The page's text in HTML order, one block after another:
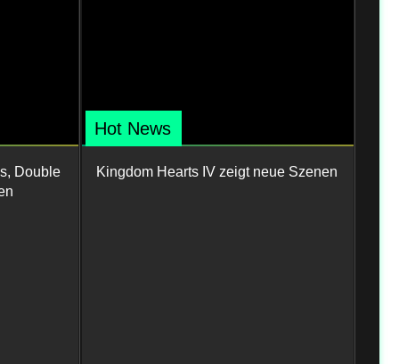
Double
Hot News
Kingdom Hearts IV zeigt neue Szenen